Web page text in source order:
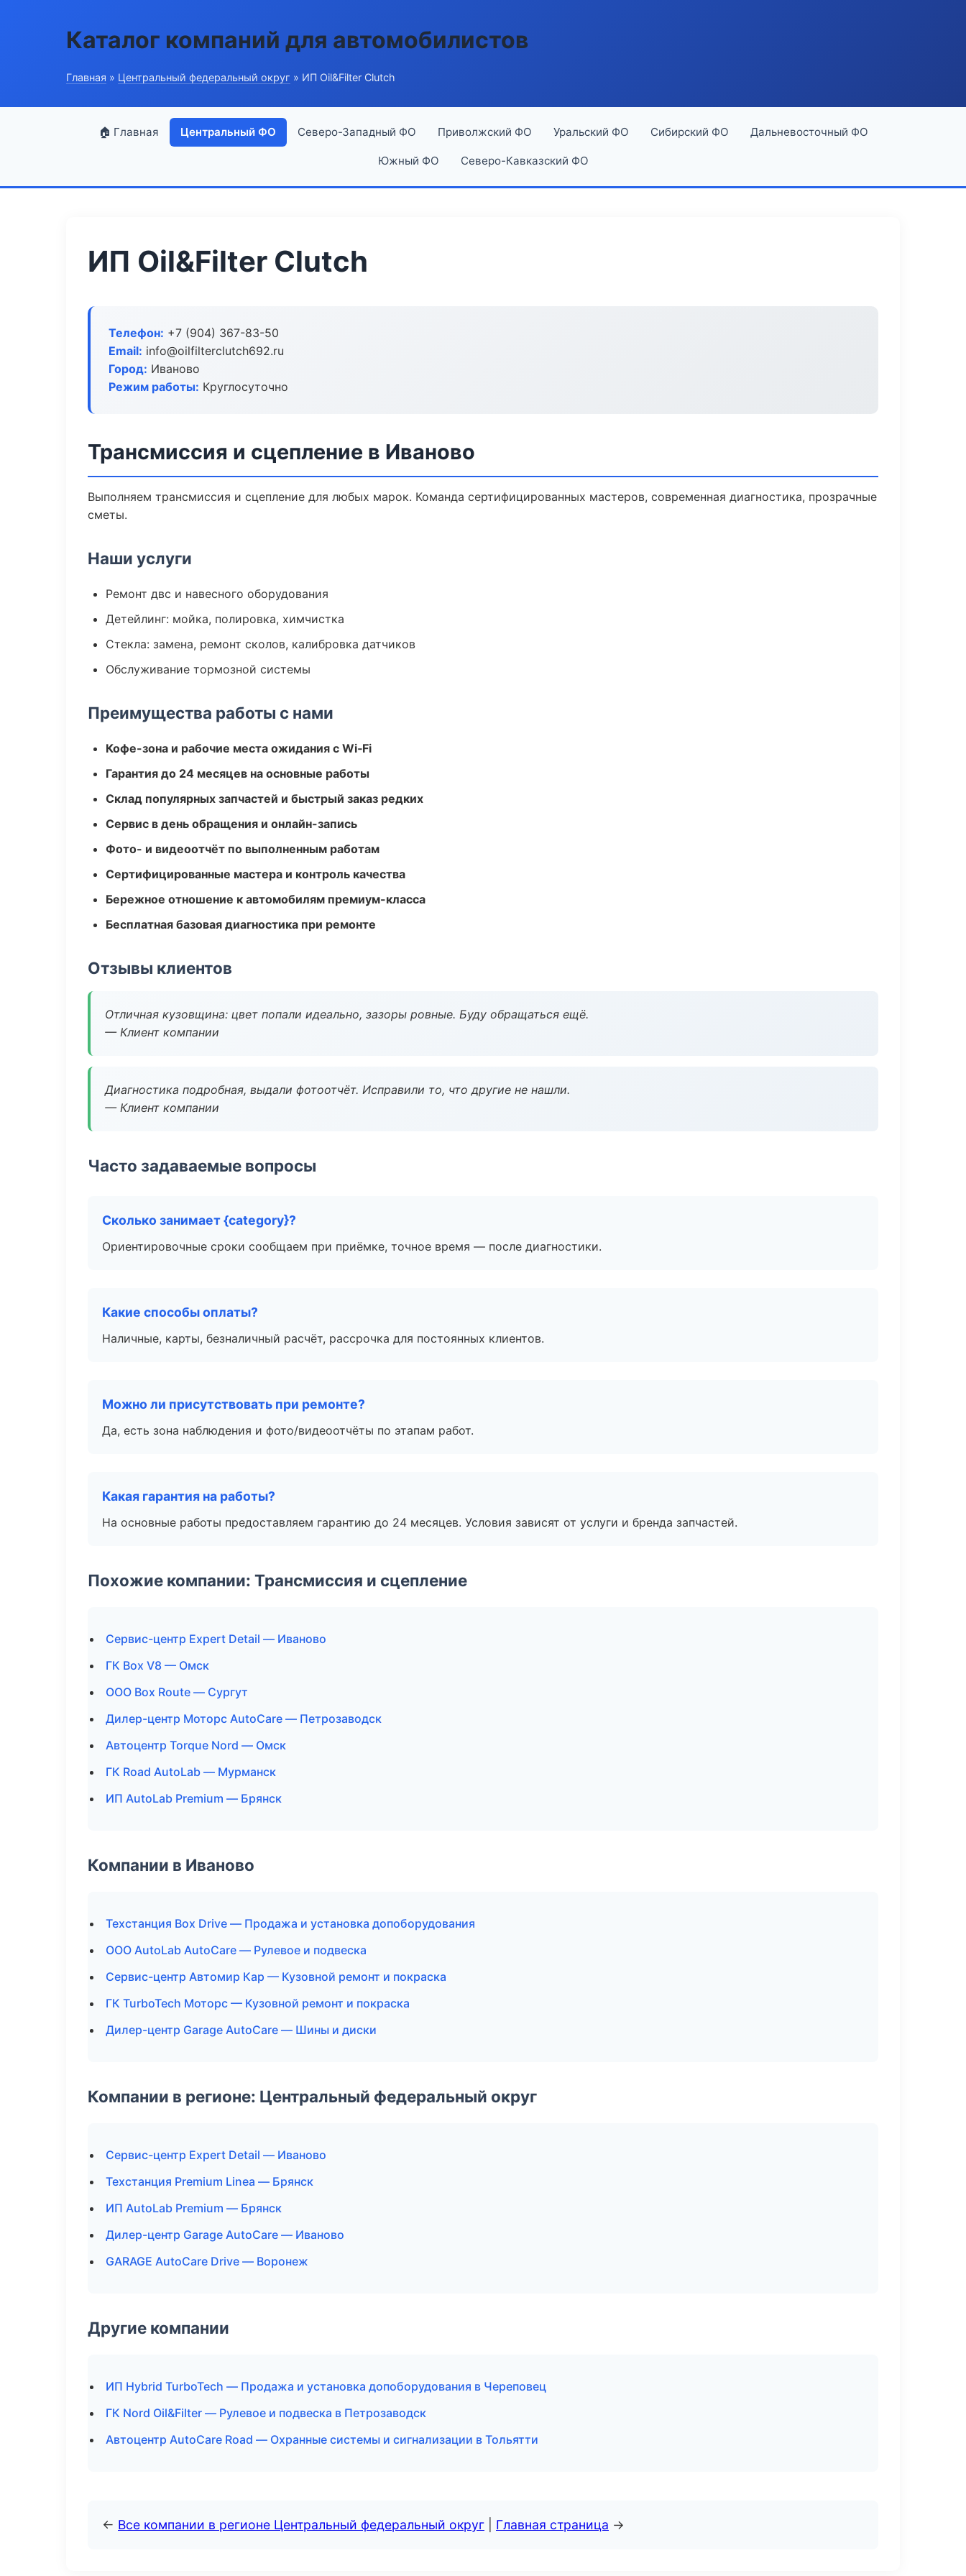
Каталог компаний для автомобилистов
Главная » Центральный федеральный округ » ИП Oil&Filter Clutch
🏠 Главная Центральный ФО Северо-Западный ФО Приволжский ФО Уральский ФО Сибирский ФО Дальневосточный ФО
Южный ФО Северо-Кавказский ФО
ИП Oil&Filter Clutch
Телефон: +7 (904) 367-83-50
Email: info@oilfilterclutch692.ru
Город: Иваново
Режим работы: Круглосуточно
Трансмиссия и сцепление в Иваново
Выполняем трансмиссия и сцепление для любых марок. Команда сертифицированных мастеров, современная диагностика, прозрачные
сметы.
Наши услуги
Ремонт двс и навесного оборудования
Детейлинг: мойка, полировка, химчистка
Стекла: замена, ремонт сколов, калибровка датчиков
Обслуживание тормозной системы
Преимущества работы с нами
Кофе-зона и рабочие места ожидания с Wi‑Fi
Гарантия до 24 месяцев на основные работы
Склад популярных запчастей и быстрый заказ редких
Сервис в день обращения и онлайн-запись
Фото- и видеоотчёт по выполненным работам
Сертифицированные мастера и контроль качества
Бережное отношение к автомобилям премиум-класса
Бесплатная базовая диагностика при ремонте
Отзывы клиентов
Отличная кузовщина: цвет попали идеально, зазоры ровные. Буду обращаться ещё.
— Клиент компании
Диагностика подробная, выдали фотоотчёт. Исправили то, что другие не нашли.
— Клиент компании
Часто задаваемые вопросы
Сколько занимает {category}?
Ориентировочные сроки сообщаем при приёмке, точное время — после диагностики.
Какие способы оплаты?
Наличные, карты, безналичный расчёт, рассрочка для постоянных клиентов.
Можно ли присутствовать при ремонте?
Да, есть зона наблюдения и фото/видеоотчёты по этапам работ.
Какая гарантия на работы?
На основные работы предоставляем гарантию до 24 месяцев. Условия зависят от услуги и бренда запчастей.
Похожие компании: Трансмиссия и сцепление
Сервис-центр Expert Detail — Иваново
ГК Box V8 — Омск
ООО Box Route — Сургут
Дилер-центр Моторс AutoCare — Петрозаводск
Автоцентр Torque Nord — Омск
ГК Road AutoLab — Мурманск
ИП AutoLab Premium — Брянск
Компании в Иваново
Техстанция Box Drive — Продажа и установка допоборудования
ООО AutoLab AutoCare — Рулевое и подвеска
Сервис-центр Автомир Кар — Кузовной ремонт и покраска
ГК TurboTech Моторс — Кузовной ремонт и покраска
Дилер-центр Garage AutoCare — Шины и диски
Компании в регионе: Центральный федеральный округ
Сервис-центр Expert Detail — Иваново
Техстанция Premium Linea — Брянск
ИП AutoLab Premium — Брянск
Дилер-центр Garage AutoCare — Иваново
GARAGE AutoCare Drive — Воронеж
Другие компании
ИП Hybrid TurboTech — Продажа и установка допоборудования в Череповец
ГК Nord Oil&Filter — Рулевое и подвеска в Петрозаводск
Автоцентр AutoCare Road — Охранные системы и сигнализации в Тольятти
← Все компании в регионе Центральный федеральный округ Главная страница →